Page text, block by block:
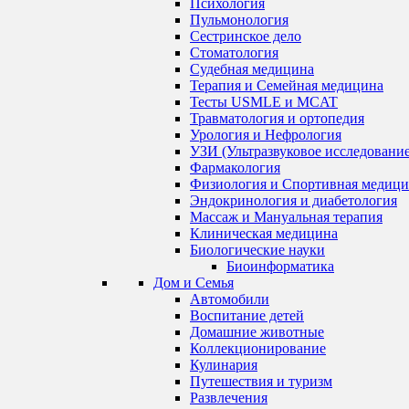
Психология
Пульмонология
Сестринское дело
Стоматология
Судебная медицина
Терапия и Семейная медицина
Тесты USMLE и MCAT
Травматология и ортопедия
Урология и Нефрология
УЗИ (Ультразвуковое
Фармакология
Физиология и Спортивная
Эндокринология и диабетология
Массаж и Мануальная терапия
Клиническая медицина
Биологические науки
Биоинформатика
Дом и Семья
Автомобили
Воспитание детей
Домашние животные
Коллекционирование
Кулинария
Путешествия и туризм
Развлечения